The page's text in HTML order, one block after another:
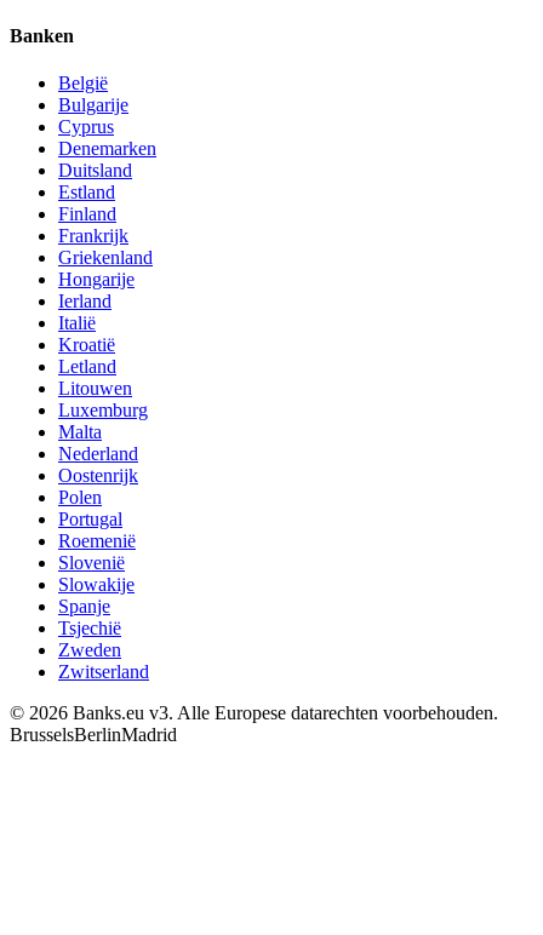
Banken
België
Bulgarije
Cyprus
Denemarken
Duitsland
Estland
Finland
Frankrijk
Griekenland
Hongarije
Ierland
Italië
Kroatië
Letland
Litouwen
Luxemburg
Malta
Nederland
Oostenrijk
Polen
Portugal
Roemenië
Slovenië
Slowakije
Spanje
Tsjechië
Zweden
Zwitserland
© 2026 Banks.eu v3. Alle Europese datarechten voorbehouden.
BrusselsBerlinMadrid